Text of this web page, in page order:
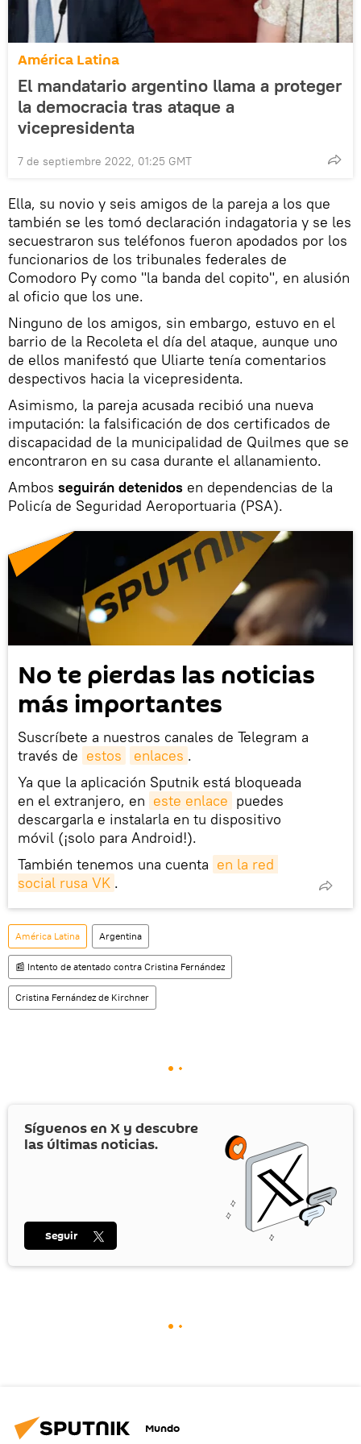
América Latina
El mandatario argentino llama a proteger
la democracia tras ataque a
vicepresidenta
7 de septiembre 2022, 01:25 GMT
Ella, su novio y seis amigos de la pareja a los que
también se les tomó declaración indagatoria y se les
secuestraron sus teléfonos fueron apodados por los
funcionarios de los tribunales federales de
Comodoro Py como "la banda del copito", en alusión
al oficio que los une.
Ninguno de los amigos, sin embargo, estuvo en el
barrio de la Recoleta el día del ataque, aunque uno
de ellos manifestó que Uliarte tenía comentarios
despectivos hacia la vicepresidenta.
Asimismo, la pareja acusada recibió una nueva
imputación: la falsificación de dos certificados de
discapacidad de la municipalidad de Quilmes que se
encontraron en su casa durante el allanamiento.
Ambos seguirán detenidos en dependencias de la
Policía de Seguridad Aeroportuaria (PSA).
No te pierdas las noticias
más importantes
Suscríbete a nuestros canales de Telegram a
través de estos enlaces .
Ya que la aplicación Sputnik está bloqueada
en el extranjero, en este enlace puedes
descargarla e instalarla en tu dispositivo
móvil (¡solo para Android!).
También tenemos una cuenta en la red
social rusa VK .
América Latina Argentina
📰 Intento de atentado contra Cristina Fernández
Cristina Fernández de Kirchner
Síguenos en X y descubre
las últimas noticias.
Seguir
Mundo